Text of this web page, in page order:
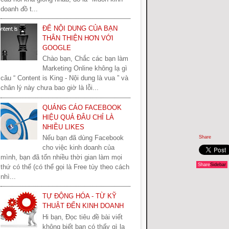
Share
ShareSidebar
doanh đồ t...
ĐỂ NỘI DUNG CỦA BẠN
THÂN THIỆN HƠN VỚI
GOOGLE
Chào bạn, Chắc các bạn làm
Marketing Online không lạ gì
câu “ Content is King - Nội dung là vua ” và
chân lý này chưa bao giờ là lỗi...
QUẢNG CÁO FACEBOOK
HIỆU QUẢ ĐÂU CHỈ LÀ
NHIỀU LIKES
Nếu bạn đã dùng Facebook
cho việc kinh doanh của
mình, bạn đã tốn nhiều thời gian làm mọi
thứ có thể (có thể gọi là Free tùy theo cách
nhì...
TỰ ĐỘNG HÓA - TỪ KỸ
THUẬT ĐẾN KINH DOANH
Hi bạn, Đọc tiêu đề bài viết
không biết bạn có thấy gì lạ